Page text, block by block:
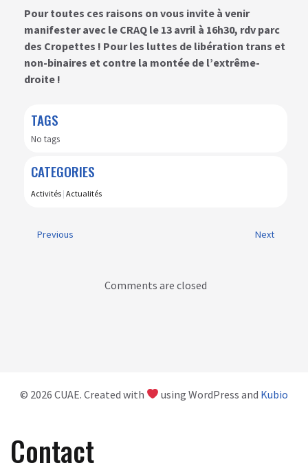
Pour toutes ces raisons on vous invite à venir
manifester avec le CRAQ le 13 avril à 16h30, rdv parc
des Cropettes ! Pour les luttes de libération trans et
non-binaires et contre la montée de l’extrême-
droite !
TAGS
No tags
CATEGORIES
Activités | Actualités
Previous Next
Comments are closed
© 2026 CUAE. Created with using WordPress and Kubio
Contact